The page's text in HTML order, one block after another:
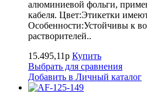
алюминиевой фольги,
кабеля. Цвет:Этикетки
Особенности:Устойчивы к
растворителей..
15.495,11р Купить
Выбрать для сравнения
Добавить в Личный каталог